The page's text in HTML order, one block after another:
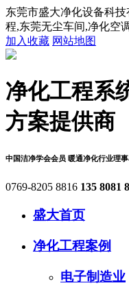
东莞市盛大净化设备科
程,东莞无尘车间,净化空
加入收藏 网站地图
净化工程系
方案提供商
中国洁净学会会员 暖通净化行业理
0769-8205 8816 135 8081
盛大首页
净化工程案例
电子制造业